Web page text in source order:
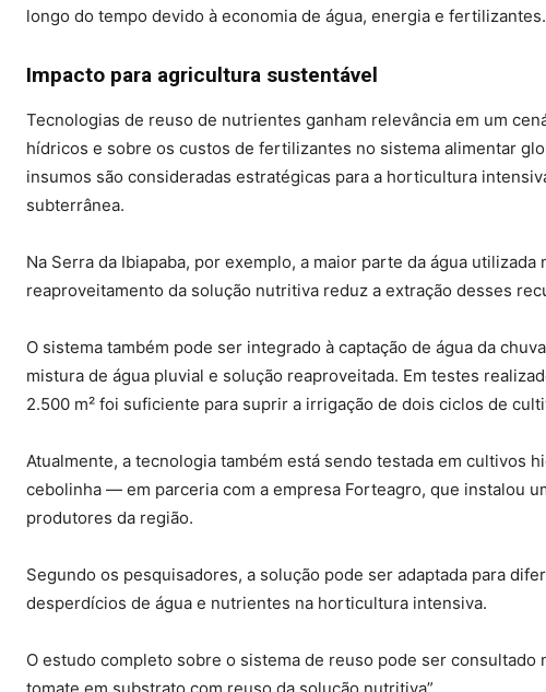
longo do tempo devido à economia de água, energia e fertilizantes.
Impacto para agricultura sustentável
Tecnologias de reuso de nutrientes ganham relevância em um
hídricos e sobre os custos de fertilizantes no sistema alimentar
insumos são consideradas estratégicas para a horticultura
subterrânea.
Na Serra da Ibiapaba, por exemplo, a maior parte da água
reaproveitamento da solução nutritiva reduz a extração desses
O sistema também pode ser integrado à captação de água da
mistura de água pluvial e solução reaproveitada. Em testes
2.500 m² foi suficiente para suprir a irrigação de dois ciclos de
Atualmente, a tecnologia também está sendo testada em cultivos
cebolinha — em parceria com a empresa Forteagro, que instalou
produtores da região.
Segundo os pesquisadores, a solução pode ser adaptada para
desperdícios de água e nutrientes na horticultura intensiva.
O estudo completo sobre o sistema de reuso pode ser consultado